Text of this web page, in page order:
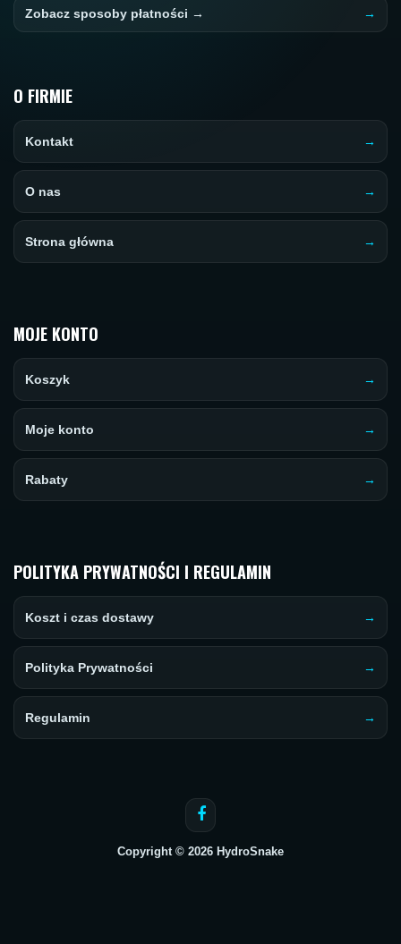
Zobacz sposoby płatności →
O FIRMIE
Kontakt
O nas
Strona główna
MOJE KONTO
Koszyk
Moje konto
Rabaty
POLITYKA PRYWATNOŚCI I REGULAMIN
Koszt i czas dostawy
Polityka Prywatności
Regulamin
Copyright © 2026 HydroSnake